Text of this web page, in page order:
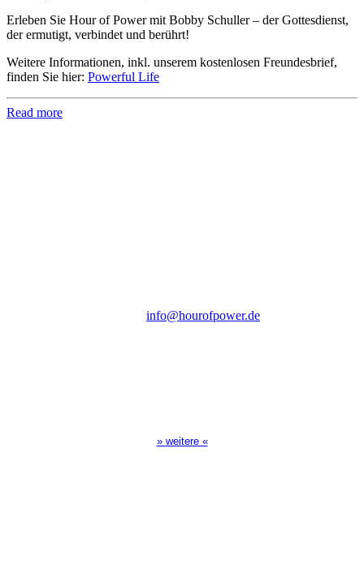
Erleben Sie Hour of Power mit Bobby Schuller – der Gottesdienst,
der ermutigt, verbindet und berührt!
Weitere Informationen, inkl. unserem kostenlosen Freundesbrief,
finden Sie hier: Powerful Life
Read more
info@hourofpower.de
» weitere «